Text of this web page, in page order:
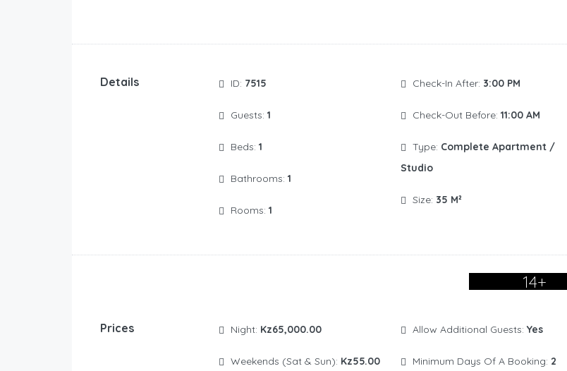
Details ID: 7515
Guests: 1
Beds: 1
Bathrooms: 1
Rooms: 1
Check-In After: 3:00 PM
Check-Out Before: 11:00 AM
Type: Complete Apartment /
Studio
Size: 35 M²
14+
Prices Night: Kz65,000.00
Weekends (Sat & Sun): Kz55.00
Allow Additional Guests: Yes
Minimum Days Of A Booking: 2